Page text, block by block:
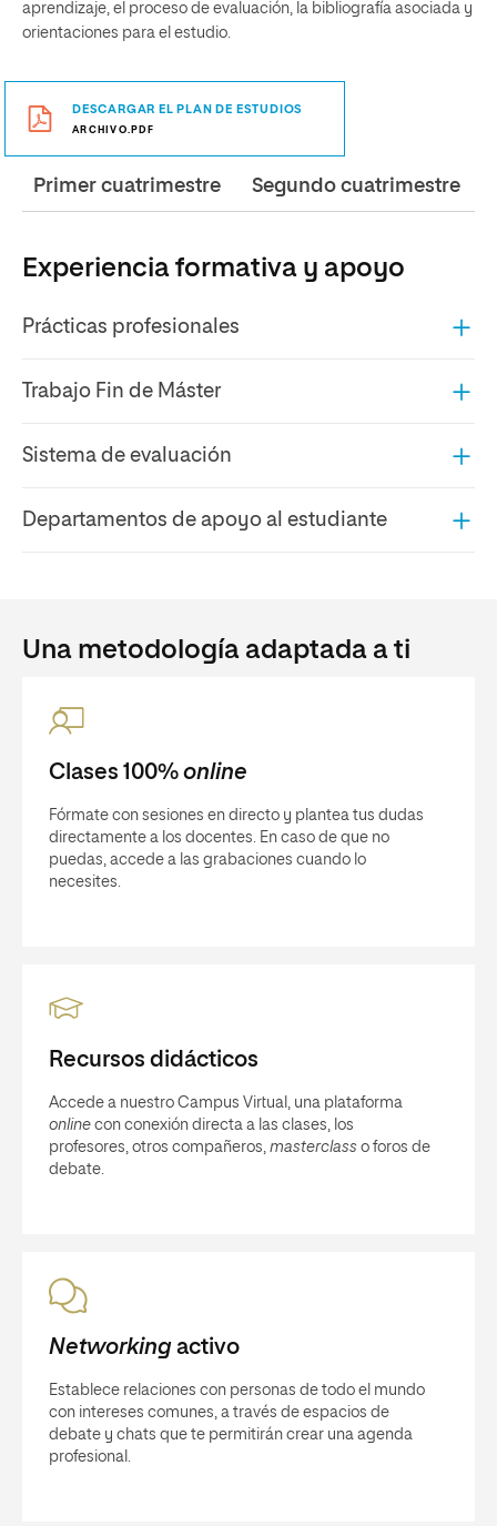
aprendizaje, el proceso de evaluación, la bibliografía asociada y
orientaciones para el estudio.
DESCARGAR EL PLAN DE ESTUDIOS
ARCHIVO.PDF
Primer cuatrimestre Segundo cuatrimestre
Experiencia formativa y apoyo
Prácticas profesionales
Trabajo Fin de Máster
Sistema de evaluación
Departamentos de apoyo al estudiante
Una metodología adaptada a ti
Clases 100% online
Fórmate con sesiones en directo y plantea tus dudas
directamente a los docentes. En caso de que no
puedas, accede a las grabaciones cuando lo
necesites.
Recursos didácticos
Accede a nuestro Campus Virtual, una plataforma
online con conexión directa a las clases, los
profesores, otros compañeros, masterclass o foros de
debate.
Networkingactivo
Establece relaciones con personas de todo el mundo
con intereses comunes, a través de espacios de
debate y chats que te permitirán crear una agenda
profesional.